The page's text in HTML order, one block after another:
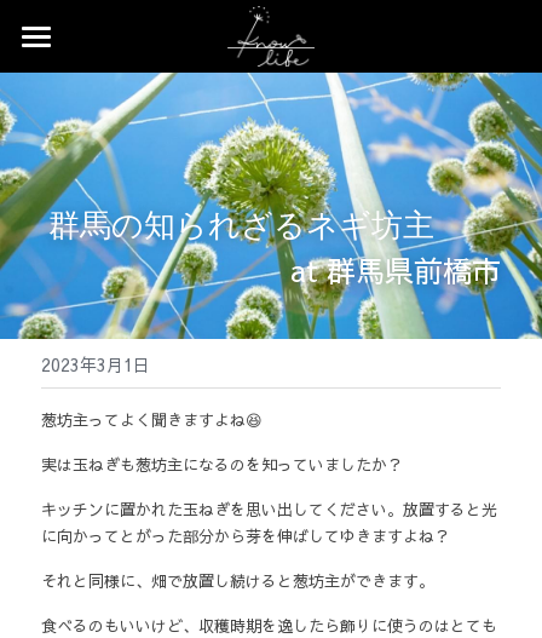
Home
News
Profile
Works
Event
Contact
Shop
群馬の知られざるネギ坊主
at 群馬県前橋市
2023年3月1日
葱坊主ってよく聞きますよね😆
実は玉ねぎも葱坊主になるのを知っていましたか？
キッチンに置かれた玉ねぎを思い出してください。放置すると光
に向かってとがった部分から芽を伸ばしてゆきますよね？
それと同様に、畑で放置し続けると葱坊主ができます。
食べるのもいいけど、収穫時期を逸したら飾りに使うのはとても
ストアカテゴリー
すべてのカテゴリー